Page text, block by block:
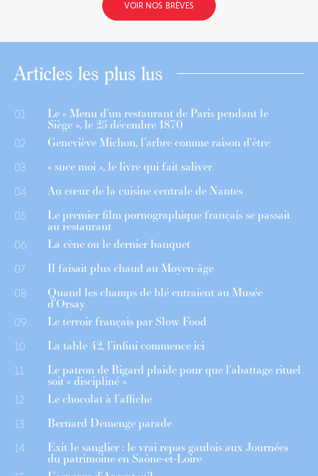
VOIR NOS BRÈVES
Articles les plus lus
01 Le « Menu d’un restaurant de Paris pendant le
Siège », le 25 décembre 1870
02 Geneviève Michon, l’arbre comme raison d’être
03 « suce moi », le livre qui fait saliver
04 Au cœur de la cuisine centrale de Nantes
05 Le premier film pornographique français se passait
au restaurant
06 La cène ou le dernier banquet
07 Il faisait plus chaud au Moyen-âge
08 Quand les champs de blé entraient au Musée
d’Orsay
09 Le terroir français par Slow Food
10 La table 42, l’infini commence ici
11 Le patron de Bigard plaide pour que l’abattage rituel
soit « discipliné »
12 Le chocolat à l’affiche
13 Bernard Demenge parade
14 Exit le sanglier : le vrai repas gaulois aux Journées
du patrimoine en Saône-et-Loire